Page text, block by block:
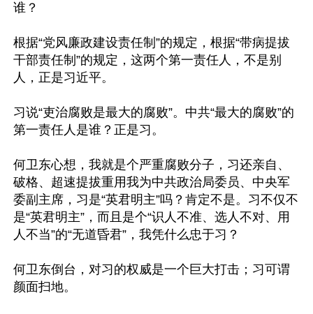
谁？
根据“党风廉政建设责任制”的规定，根据“带病提拔
干部责任制”的规定，这两个第一责任人，不是别
人，正是习近平。
习说“吏治腐败是最大的腐败”。中共“最大的腐败”的
第一责任人是谁？正是习。
何卫东心想，我就是个严重腐败分子，习还亲自、
破格、超速提拔重用我为中共政治局委员、中央军
委副主席，习是“英君明主”吗？肯定不是。习不仅不
是“英君明主”，而且是个“识人不准、选人不对、用
人不当”的“无道昏君”，我凭什么忠于习？
何卫东倒台，对习的权威是一个巨大打击；习可谓
颜面扫地。